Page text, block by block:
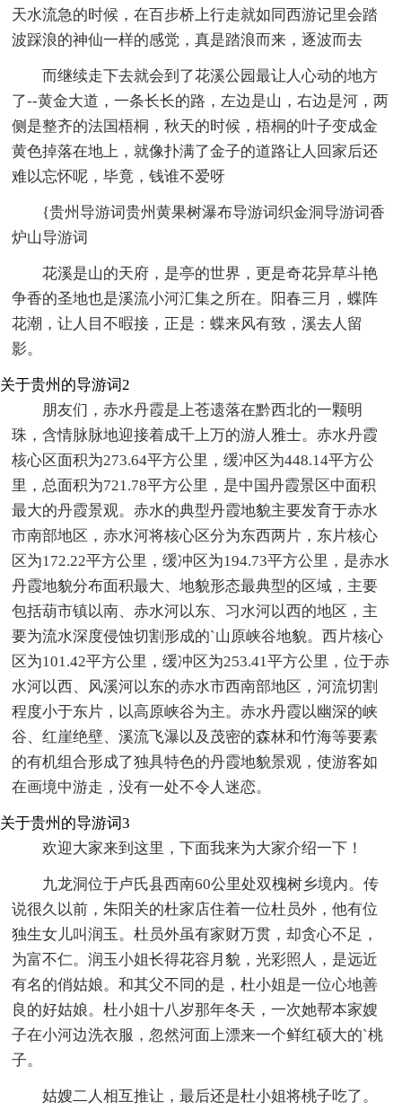
天水流急的时候，在百步桥上行走就如同西游记里会踏
波踩浪的神仙一样的感觉，真是踏浪而来，逐波而去
而继续走下去就会到了花溪公园最让人心动的地方
了--黄金大道，一条长长的路，左边是山，右边是河，两
侧是整齐的法国梧桐，秋天的时候，梧桐的叶子变成金
黄色掉落在地上，就像扑满了金子的道路让人回家后还
难以忘怀呢，毕竟，钱谁不爱呀
{贵州导游词贵州黄果树瀑布导游词织金洞导游词香
炉山导游词
花溪是山的天府，是亭的世界，更是奇花异草斗艳
争香的圣地也是溪流小河汇集之所在。阳春三月，蝶阵
花潮，让人目不暇接，正是：蝶来风有致，溪去人留
影。
关于贵州的导游词2
朋友们，赤水丹霞是上苍遗落在黔西北的一颗明
珠，含情脉脉地迎接着成千上万的游人雅士。赤水丹霞
核心区面积为273.64平方公里，缓冲区为448.14平方公
里，总面积为721.78平方公里，是中国丹霞景区中面积
最大的丹霞景观。赤水的典型丹霞地貌主要发育于赤水
市南部地区，赤水河将核心区分为东西两片，东片核心
区为172.22平方公里，缓冲区为194.73平方公里，是赤水
丹霞地貌分布面积最大、地貌形态最典型的区域，主要
包括葫市镇以南、赤水河以东、习水河以西的地区，主
要为流水深度侵蚀切割形成的`山原峡谷地貌。西片核心
区为101.42平方公里，缓冲区为253.41平方公里，位于赤
水河以西、风溪河以东的赤水市西南部地区，河流切割
程度小于东片，以高原峡谷为主。赤水丹霞以幽深的峡
谷、红崖绝壁、溪流飞瀑以及茂密的森林和竹海等要素
的有机组合形成了独具特色的丹霞地貌景观，使游客如
在画境中游走，没有一处不令人迷恋。
关于贵州的导游词3
欢迎大家来到这里，下面我来为大家介绍一下！
九龙洞位于卢氏县西南60公里处双槐树乡境内。传
说很久以前，朱阳关的杜家店住着一位杜员外，他有位
独生女儿叫润玉。杜员外虽有家财万贯，却贪心不足，
为富不仁。润玉小姐长得花容月貌，光彩照人，是远近
有名的俏姑娘。和其父不同的是，杜小姐是一位心地善
良的好姑娘。杜小姐十八岁那年冬天，一次她帮本家嫂
子在小河边洗衣服，忽然河面上漂来一个鲜红硕大的`桃
子。
姑嫂二人相互推让，最后还是杜小姐将桃子吃了。